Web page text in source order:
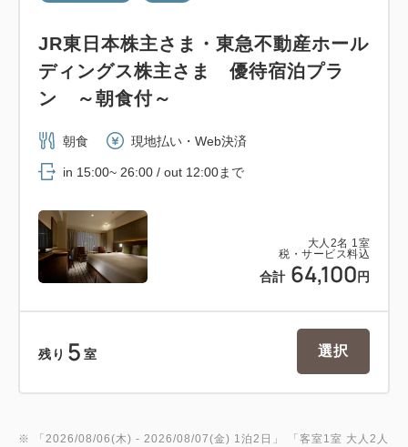
大人 2名 1 室
税・サービス料込
合計 64,100 円
JR東日本株主さま・東急不動産ホール
ディングス株主さま 優待宿泊プラ
ン ～朝食付～
朝食 現地払い・Web決済
in 15:00~ 26:00 / out 12:00まで
残り 5 室 選択
※ 「 2026/08/06(木) - 2026/08/07(金) 1泊2日 」 「客室1室 大人2人